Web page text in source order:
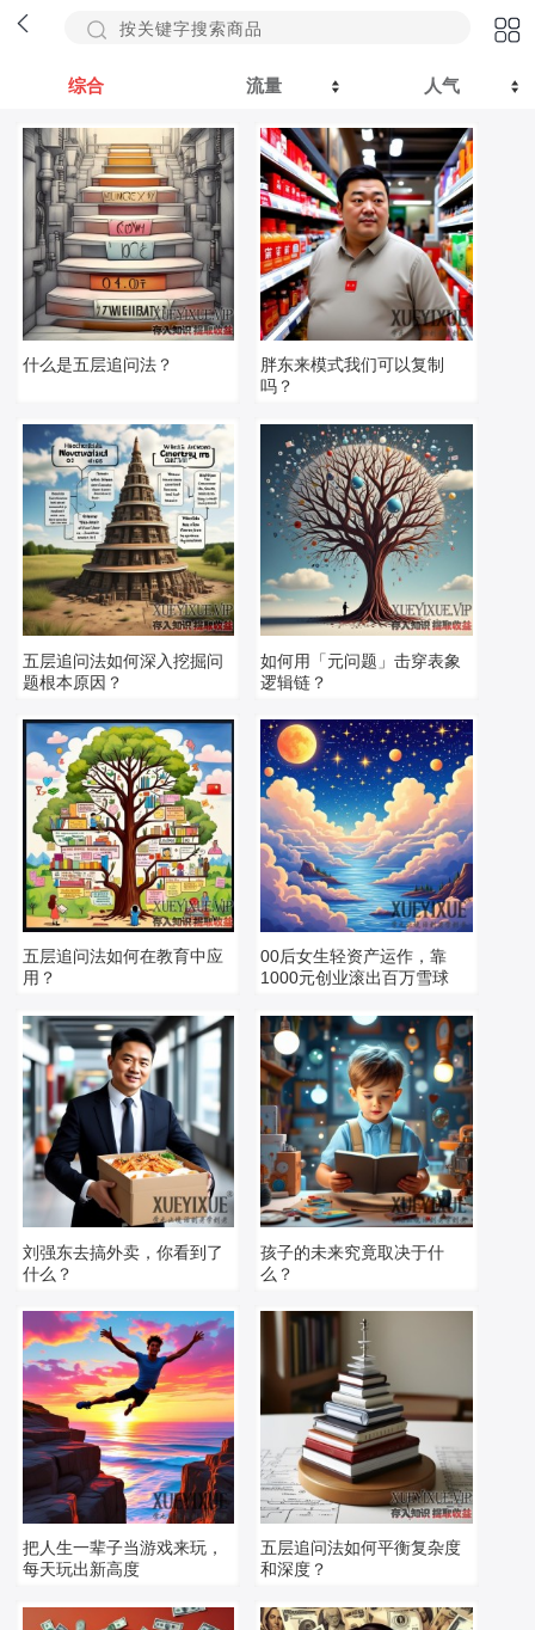
综合 流量 人气
什么是五层追问法‌？
胖东来模式我们可以复制
吗？
五层追问法如何深入挖掘问
题根本原因？
如何用「元问题」击穿表象
逻辑链？
五层追问法如何在教育中应
用？
00后女生轻资产运作，靠
1000元创业滚出百万雪球
刘强东去搞外卖，你看到了
什么？
孩子的未来究竟取决于什
么？
把人生一辈子当游戏来玩，
每天玩出新高度
五层追问法如何平衡复杂度
和深度？